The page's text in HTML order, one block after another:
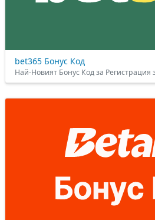
bet365 Бонус Код
Най-Новият Бонус Код за Регистрация